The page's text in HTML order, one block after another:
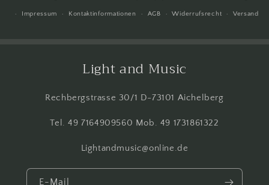
Impressum Kontaktinformationen AGB Widerrufsrecht Versand
Light and Music
Rechbergstrasse 30/1 D-73101 Aichelberg
Tel. 49 7164909560 Mob. 49 1731861322
Lightandmusic@online.de
E-Mail